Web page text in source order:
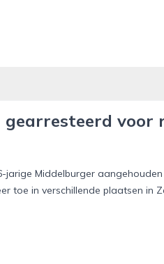
voor
jarige Middelburger
toe in verschillende plaatsen in